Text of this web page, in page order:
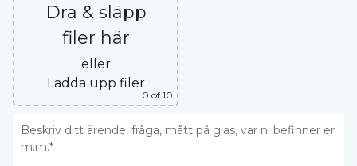
Dra & släpp
filer här
eller
Ladda upp filer
0 of 10